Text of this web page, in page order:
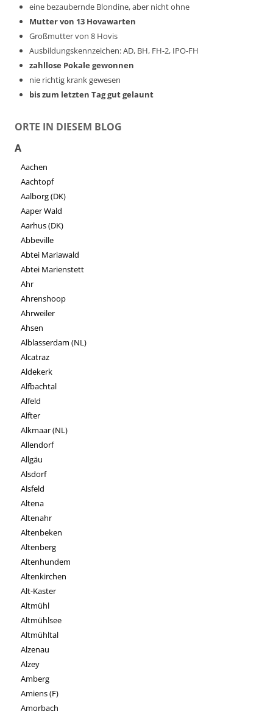
eine bezaubernde Blondine, aber nicht ohne
Mutter von 13 Hovawarten
Großmutter von 8 Hovis
Ausbildungskennzeichen: AD, BH, FH-2, IPO-FH
zahllose Pokale gewonnen
nie richtig krank gewesen
bis zum letzten Tag gut gelaunt
ORTE IN DIESEM BLOG
A
Aachen
Aachtopf
Aalborg (DK)
Aaper Wald
Aarhus (DK)
Abbeville
Abtei Mariawald
Abtei Marienstett
Ahr
Ahrenshoop
Ahrweiler
Ahsen
Alblasserdam (NL)
Alcatraz
Aldekerk
Alfbachtal
Alfeld
Alfter
Alkmaar (NL)
Allendorf
Allgäu
Alsdorf
Alsfeld
Altena
Altenahr
Altenbeken
Altenberg
Altenhundem
Altenkirchen
Alt-Kaster
Altmühl
Altmühlsee
Altmühltal
Alzenau
Alzey
Amberg
Amiens (F)
Amorbach